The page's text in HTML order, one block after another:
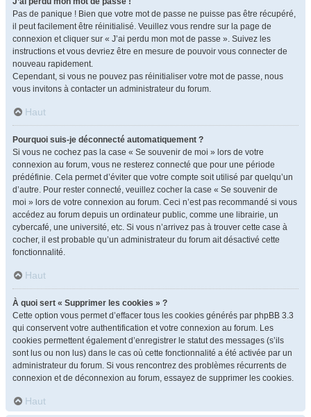
Pas de panique ! Bien que votre mot de passe ne puisse pas être récupéré,
il peut facilement être réinitialisé. Veuillez vous rendre sur la page de
connexion et cliquer sur « J’ai perdu mon mot de passe ». Suivez les
instructions et vous devriez être en mesure de pouvoir vous connecter de
nouveau rapidement.
Cependant, si vous ne pouvez pas réinitialiser votre mot de passe, nous
vous invitons à contacter un administrateur du forum.
Haut
Pourquoi suis-je déconnecté automatiquement ?
Si vous ne cochez pas la case « Se souvenir de moi » lors de votre
connexion au forum, vous ne resterez connecté que pour une période
prédéfinie. Cela permet d’éviter que votre compte soit utilisé par quelqu’un
d’autre. Pour rester connecté, veuillez cocher la case « Se souvenir de
moi » lors de votre connexion au forum. Ceci n’est pas recommandé si vous
accédez au forum depuis un ordinateur public, comme une librairie, un
cybercafé, une université, etc. Si vous n’arrivez pas à trouver cette case à
cocher, il est probable qu’un administrateur du forum ait désactivé cette
fonctionnalité.
Haut
À quoi sert « Supprimer les cookies » ?
Cette option vous permet d’effacer tous les cookies générés par phpBB 3.3
qui conservent votre authentification et votre connexion au forum. Les
cookies permettent également d’enregistrer le statut des messages (s’ils
sont lus ou non lus) dans le cas où cette fonctionnalité a été activée par un
administrateur du forum. Si vous rencontrez des problèmes récurrents de
connexion et de déconnexion au forum, essayez de supprimer les cookies.
Haut